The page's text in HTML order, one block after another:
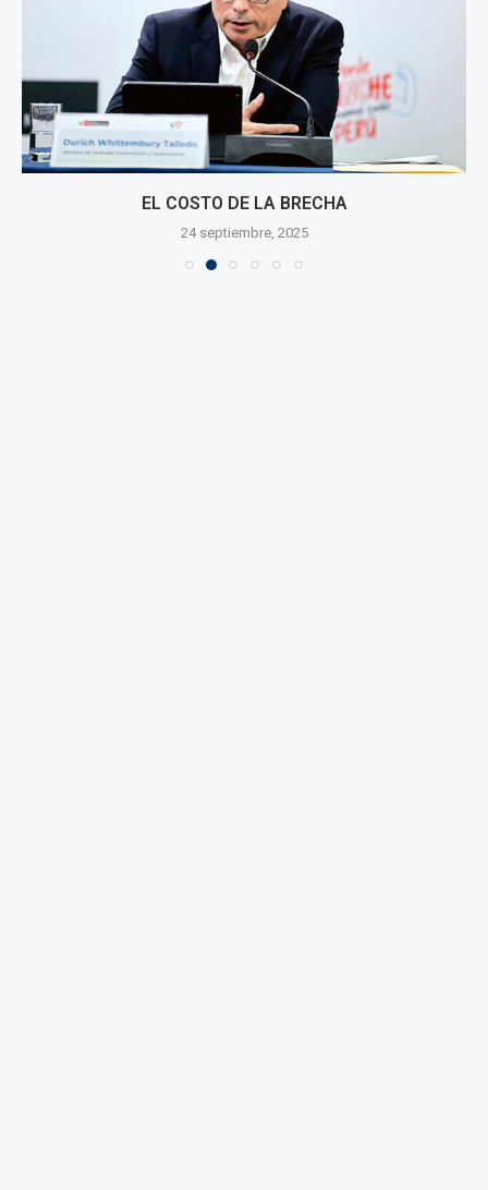
EL COSTO DE LA BRECHA
24 septiembre, 2025